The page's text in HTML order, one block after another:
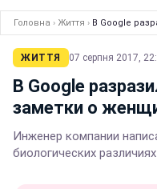
Головна › Життя › В Google
ЖИТТЯ 07 серпня 2017,
В Google
заметки о
Инженер компании
биологических